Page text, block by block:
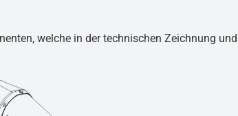
welche in der technischen Zeichnung